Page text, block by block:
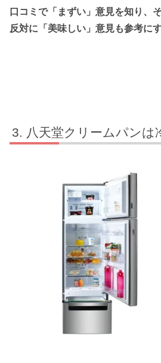
口コミで「まずい」意見を知り、
反対に「美味しい」意見も参考に
八天堂クリームパンは